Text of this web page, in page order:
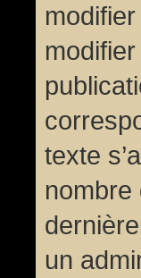
texte
nombre
un